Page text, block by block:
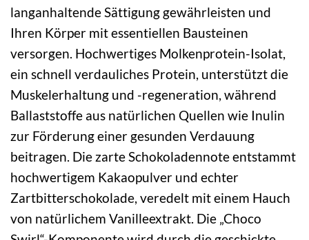
langanhaltende Sättigung gewährleisten und
Ihren Körper mit essentiellen Bausteinen
versorgen. Hochwertiges Molkenprotein-Isolat,
ein schnell verdauliches Protein, unterstützt die
Muskelerhaltung und -regeneration, während
Ballaststoffe aus natürlichen Quellen wie Inulin
zur Förderung einer gesunden Verdauung
beitragen. Die zarte Schokoladennote entstammt
hochwertigem Kakaopulver und echter
Zartbitterschokolade, veredelt mit einem Hauch
von natürlichem Vanilleextrakt. Die „Choco